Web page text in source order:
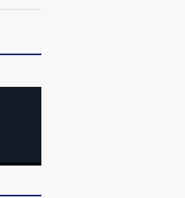
【商旅对话】华住集团
住三大增长引擎是什么？